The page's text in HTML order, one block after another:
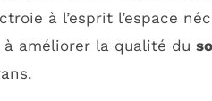
à l’esprit l’espace
améliorer la qualité du